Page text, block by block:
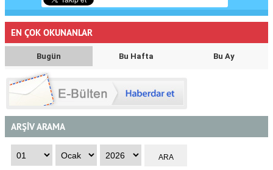
EN ÇOK OKUNANLAR
Bugün Bu Hafta Bu Ay
ARŞİV ARAMA